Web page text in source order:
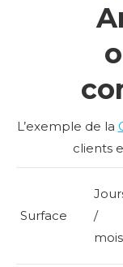
L’exemple de la
clients
Surface
/
mois